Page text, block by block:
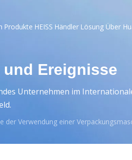
Produkte HEISS Händler Lösung Über
Ereignisse
Unternehmen im
der Verwendung einer